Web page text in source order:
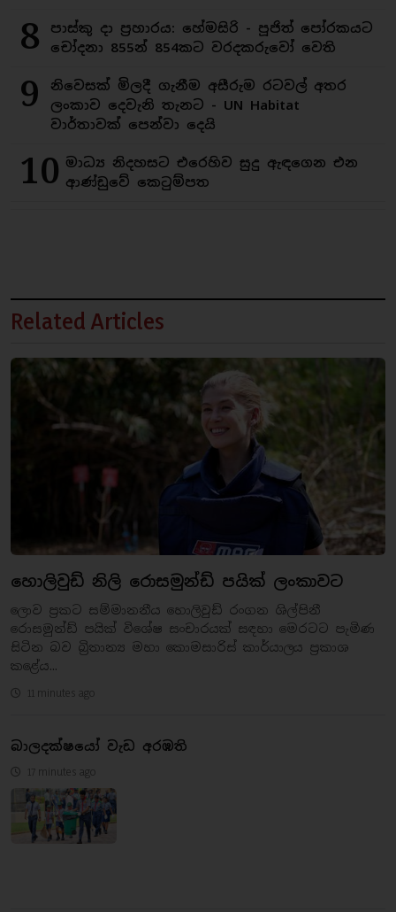
8
පාස්කු දා ප්‍රහාරය: හේමසිරි - පූජිත් පෝරකයට
චෝදනා 855න් 854කට වරදකරුවෝ වෙති
9
නිවෙසක් මිලදී ගැනීම අසීරුම රටවල් අතර
ලංකාව දෙවැනි තැනට - UN Habitat
වාර්තාවක් පෙන්වා දෙයි
10 මාධ්‍ය නිදහසට එරෙහිව සුදු ඇඳගෙන එන
ආණ්ඩුවේ කෙටුම්පත
Related Articles
හොලිවුඩ් නිලි රොසමුන්ඩ් පයික් ලංකාවට
ලොව ප්‍රකට සම්මානනීය හොලිවුඩ් රංගන ශිල්පිනී
රොසමුන්ඩ් පයික් විශේෂ සංචාරයක් සඳහා මෙරටට පැමිණ
සිටින බව බ්‍රිතාන්‍ය මහා කොමසාරිස් කාර්යාලය ප්‍රකාශ
කළේය...
11 minutes ago
බාලදක්ෂයෝ වැඩ අරඹති
17 minutes ago